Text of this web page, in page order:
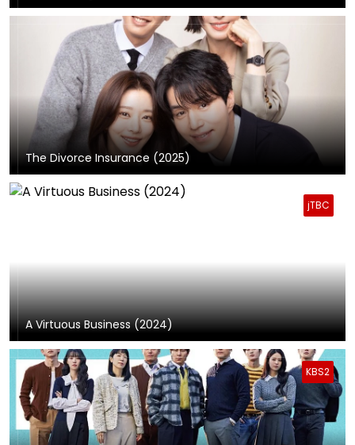
The Divorce Insurance (2025)
jTBC
A Virtuous Business (2024)
KBS2